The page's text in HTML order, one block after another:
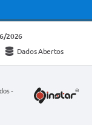
2026
Dados Abertos
-